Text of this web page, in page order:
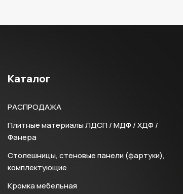
Каталог
РАСПРОДАЖА
Плитные материалы ЛДСП / МДФ / ХДФ /
Фанера
Столешницы, стеновые панели (фартуки),
комплектующие
Кромка мебельная